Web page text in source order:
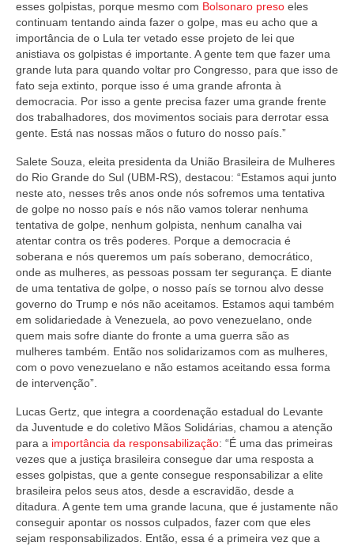
esses golpistas, porque mesmo com Bolsonaro preso eles
continuam tentando ainda fazer o golpe, mas eu acho que a
importância de o Lula ter vetado esse projeto de lei que
anistiava os golpistas é importante. A gente tem que fazer uma
grande luta para quando voltar pro Congresso, para que isso de
fato seja extinto, porque isso é uma grande afronta à
democracia. Por isso a gente precisa fazer uma grande frente
dos trabalhadores, dos movimentos sociais para derrotar essa
gente. Está nas nossas mãos o futuro do nosso país.”
Salete Souza, eleita presidenta da União Brasileira de Mulheres
do Rio Grande do Sul (UBM-RS), destacou: “Estamos aqui junto
neste ato, nesses três anos onde nós sofremos uma tentativa
de golpe no nosso país e nós não vamos tolerar nenhuma
tentativa de golpe, nenhum golpista, nenhum canalha vai
atentar contra os três poderes. Porque a democracia é
soberana e nós queremos um país soberano, democrático,
onde as mulheres, as pessoas possam ter segurança. E diante
de uma tentativa de golpe, o nosso país se tornou alvo desse
governo do Trump e nós não aceitamos. Estamos aqui também
em solidariedade à Venezuela, ao povo venezuelano, onde
quem mais sofre diante do fronte a uma guerra são as
mulheres também. Então nos solidarizamos com as mulheres,
com o povo venezuelano e não estamos aceitando essa forma
de intervenção”.
Lucas Gertz, que integra a coordenação estadual do Levante
da Juventude e do coletivo Mãos Solidárias, chamou a atenção
para a importância da responsabilização: “É uma das primeiras
vezes que a justiça brasileira consegue dar uma resposta a
esses golpistas, que a gente consegue responsabilizar a elite
brasileira pelos seus atos, desde a escravidão, desde a
ditadura. A gente tem uma grande lacuna, que é justamente não
conseguir apontar os nossos culpados, fazer com que eles
sejam responsabilizados. Então, essa é a primeira vez que a